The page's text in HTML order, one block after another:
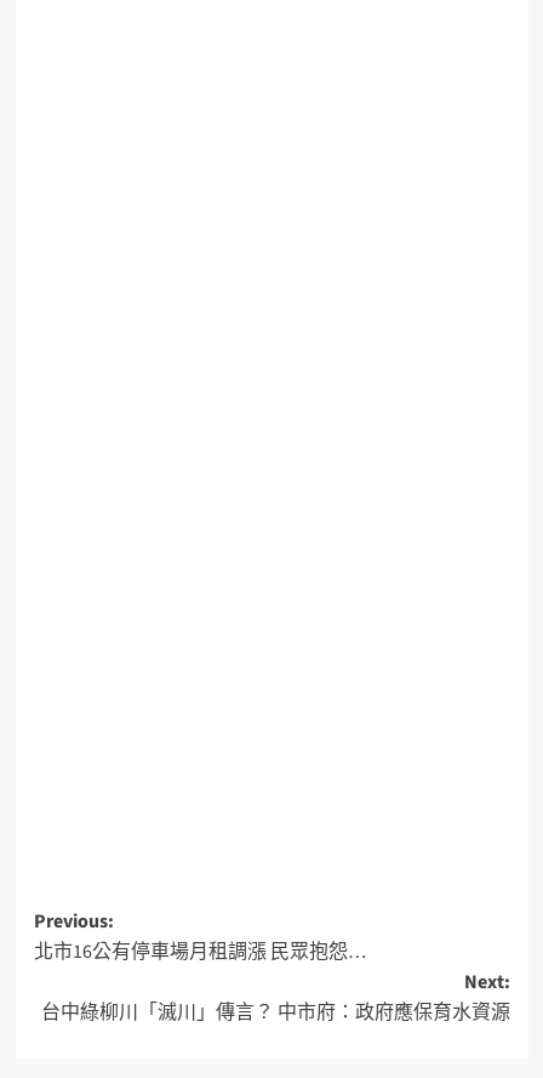
Previous:
北市16公有停車場月租調漲 民眾抱怨…
Next:
台中綠柳川「滅川」傳言？ 中市府：政府應保育水資源